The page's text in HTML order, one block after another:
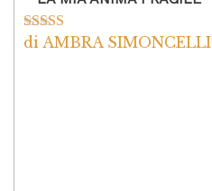
Valutato5su
di AMBRA SIMONCELLI